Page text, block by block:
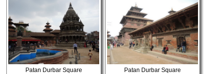
Patan Durbar Square Patan Durbar Square